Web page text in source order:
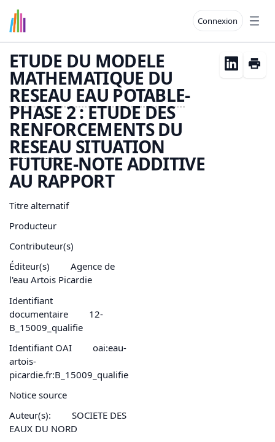
Connexion
ETUDE DU MODELE
MATHEMATIQUE DU
RESEAU EAU POTABLE-
PHASE 2 : ETUDE DES
RENFORCEMENTS DU
RESEAU SITUATION
FUTURE-NOTE ADDITIVE
AU RAPPORT
Titre alternatif
Producteur
Contributeur(s)
Éditeur(s)
Agence de
l'eau Artois Picardie
Identifiant
documentaire
12-
B_15009_qualifie
Identifiant OAI
oai:eau-
artois-
picardie.fr:B_15009_qualifie
Notice source
Auteur(s):
SOCIETE DES
EAUX DU NORD